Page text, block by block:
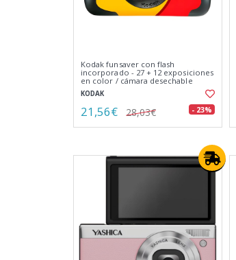
Kodak funsaver con flash
incorporado - 27 + 12 exposiciones
en color / cámara desechable
KODAK
21,56€ 28,03€ - 23%